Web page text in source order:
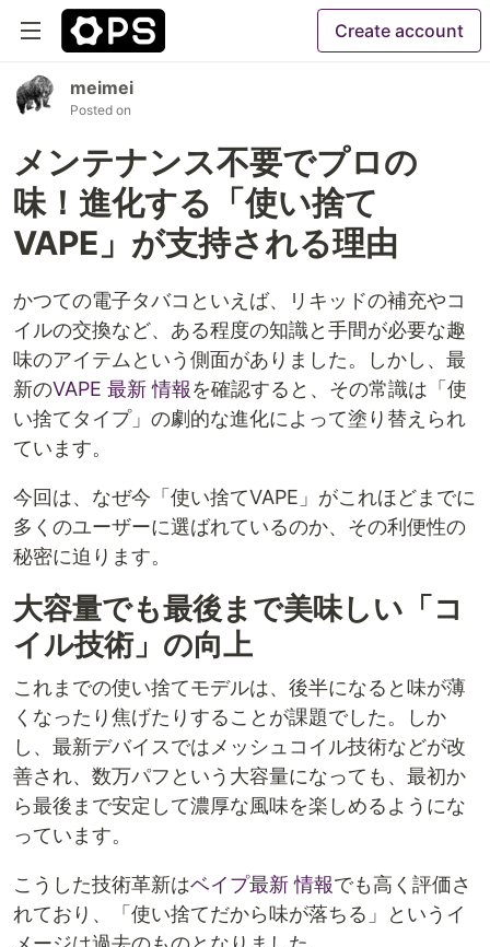
Create account
meimei
Posted on
メンテナンス不要でプロの
味！進化する「使い捨て
VAPE」が支持される理由
かつての電子タバコといえば、リキッドの補充やコ
イルの交換など、ある程度の知識と手間が必要な趣
味のアイテムという側面がありました。しかし、最
新のVAPE 最新 情報を確認すると、その常識は「使
い捨てタイプ」の劇的な進化によって塗り替えられ
ています。
今回は、なぜ今「使い捨てVAPE」がこれほどまでに
多くのユーザーに選ばれているのか、その利便性の
秘密に迫ります。
大容量でも最後まで美味しい「コ
イル技術」の向上
これまでの使い捨てモデルは、後半になると味が薄
くなったり焦げたりすることが課題でした。しか
し、最新デバイスではメッシュコイル技術などが改
善され、数万パフという大容量になっても、最初か
ら最後まで安定して濃厚な風味を楽しめるようにな
っています。
こうした技術革新はベイプ最新 情報でも高く評価さ
れており、「使い捨てだから味が落ちる」というイ